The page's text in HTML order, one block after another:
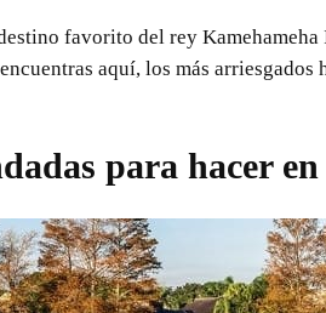
favorito del rey
aquí, los más arriesgados
para hacer